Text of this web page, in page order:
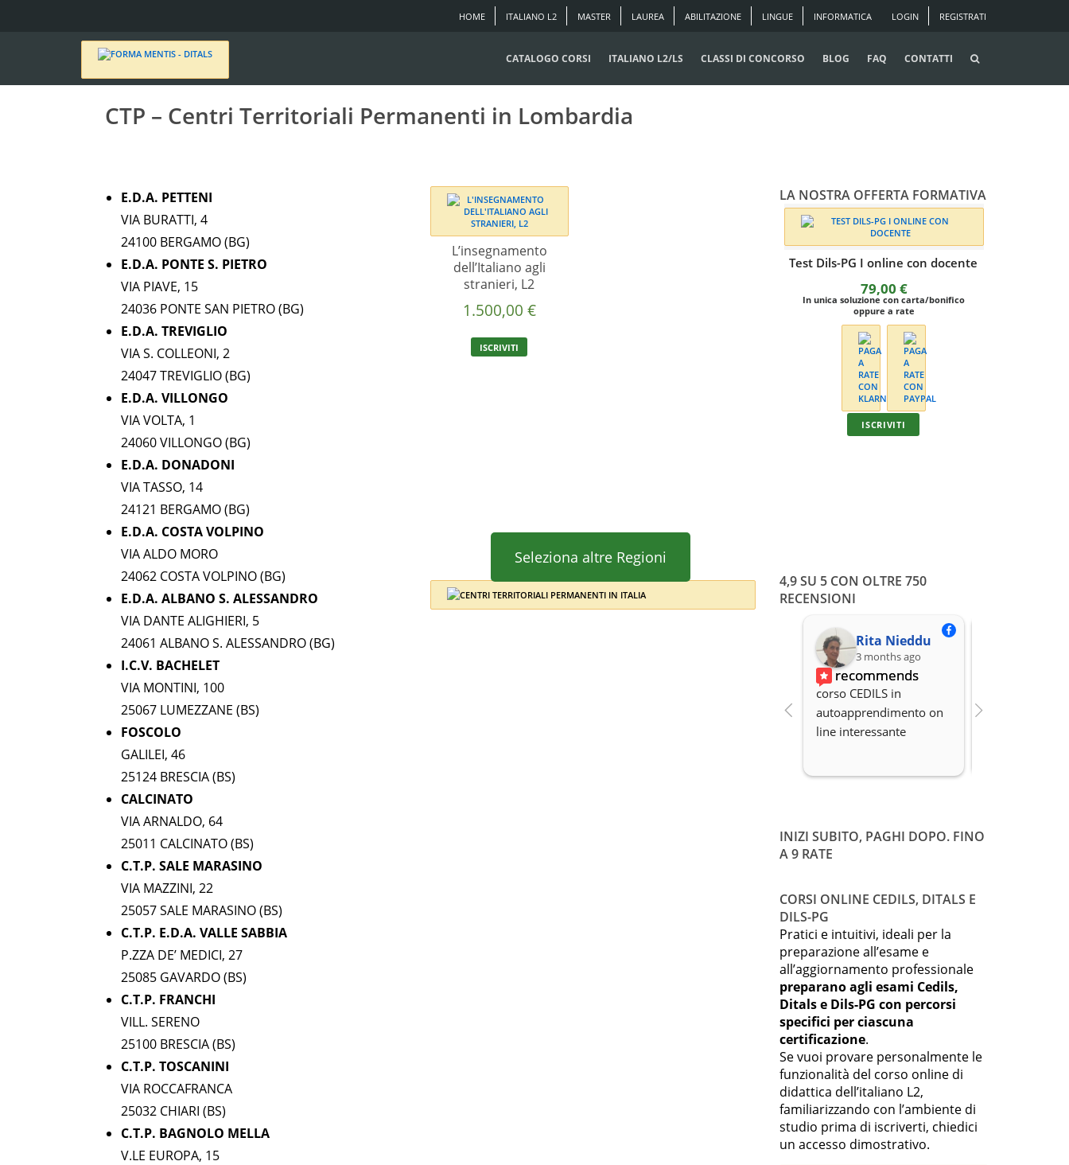
LOGIN REGISTRATI
HOME ITALIANO L2 MASTER LAUREA ABILITAZIONE LINGUE INFORMATICA
CATALOGO CORSI ITALIANO L2/LS CLASSI DI CONCORSO BLOG FAQ CONTATTI
CTP – Centri Territoriali Permanenti in Lombardia
E.D.A. PETTENI
VIA BURATTI, 4
24100 BERGAMO (BG)
E.D.A. PONTE S. PIETRO
VIA PIAVE, 15
24036 PONTE SAN PIETRO (BG)
E.D.A. TREVIGLIO
VIA S. COLLEONI, 2
24047 TREVIGLIO (BG)
E.D.A. VILLONGO
VIA VOLTA, 1
24060 VILLONGO (BG)
E.D.A. DONADONI
VIA TASSO, 14
24121 BERGAMO (BG)
E.D.A. COSTA VOLPINO
VIA ALDO MORO
24062 COSTA VOLPINO (BG)
E.D.A. ALBANO S. ALESSANDRO
VIA DANTE ALIGHIERI, 5
24061 ALBANO S. ALESSANDRO (BG)
I.C.V. BACHELET
VIA MONTINI, 100
25067 LUMEZZANE (BS)
FOSCOLO
GALILEI, 46
25124 BRESCIA (BS)
CALCINATO
VIA ARNALDO, 64
25011 CALCINATO (BS)
C.T.P. SALE MARASINO
VIA MAZZINI, 22
25057 SALE MARASINO (BS)
C.T.P. E.D.A. VALLE SABBIA
P.ZZA DE’ MEDICI, 27
25085 GAVARDO (BS)
C.T.P. FRANCHI
VILL. SERENO
25100 BRESCIA (BS)
C.T.P. TOSCANINI
VIA ROCCAFRANCA
25032 CHIARI (BS)
C.T.P. BAGNOLO MELLA
V.LE EUROPA, 15
L’insegnamento
dell’Italiano agli
stranieri, L2
1.500,00 €
ISCRIVITI
Seleziona altre Regioni
LA NOSTRA OFFERTA FORMATIVA
Test Dils-PG I online con docente
79,00 €
In unica soluzione con carta/bonifico
oppure a rate
ISCRIVITI
4,9 SU 5 CON OLTRE 750
RECENSIONI
Rita Nieddu
3 months ago
recommends
corso CEDILS in
autoapprendimento on
line interessante
INIZI SUBITO, PAGHI DOPO. FINO
A 9 RATE
CORSI ONLINE CEDILS, DITALS E
DILS-PG
Pratici e intuitivi, ideali per la
preparazione all’esame e
all’aggiornamento professionale
preparano agli esami Cedils,
Ditals e Dils-PG con percorsi
specifici per ciascuna
certificazione.
Se vuoi provare personalmente le
funzionalità del corso online di
didattica dell’italiano L2,
familiarizzando con l’ambiente di
studio prima di iscriverti, chiedici
un accesso dimostrativo.